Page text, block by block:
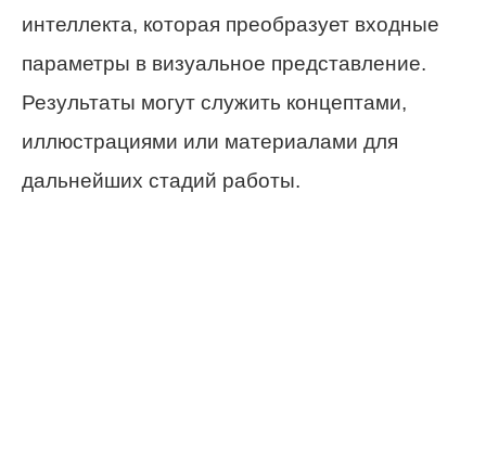
интеллекта, которая преобразует входные
параметры в визуальное представление.
Результаты могут служить концептами,
иллюстрациями или материалами для
дальнейших стадий работы.